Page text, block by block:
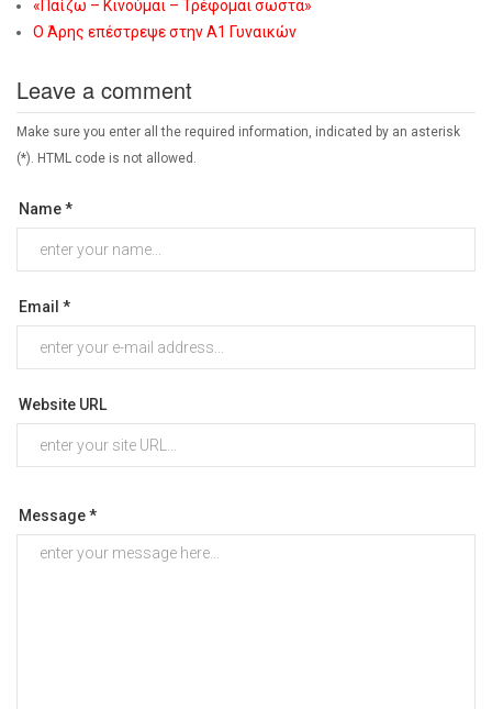
«Παίζω – Κινούμαι – Τρέφομαι σωστά»
Ο Άρης επέστρεψε στην Α1 Γυναικών
Leave a comment
Make sure you enter all the required information, indicated by an asterisk
(*). HTML code is not allowed.
Name *
Email *
Website URL
Message *